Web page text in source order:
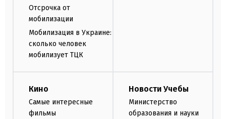
Отсрочка от
мобилизации
Мобилизация в Украине:
сколько человек
мобилизует ТЦК
Кино
Самые интересные
фильмы
Новости Учебы
Министерство
образования и науки